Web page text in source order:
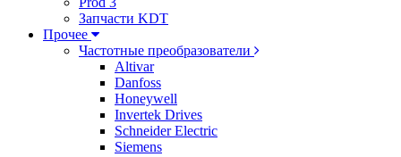
Запчасти KDT
Прочее
Частотные преобразователи
Altivar
Danfoss
Honeywell
Invertek Drives
Schneider Electric
Siemens